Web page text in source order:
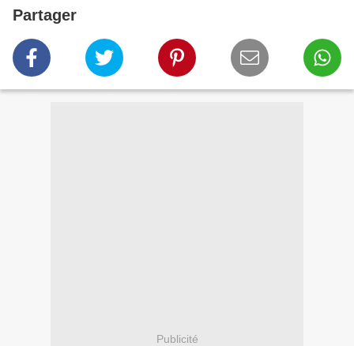
Partager
Publicité